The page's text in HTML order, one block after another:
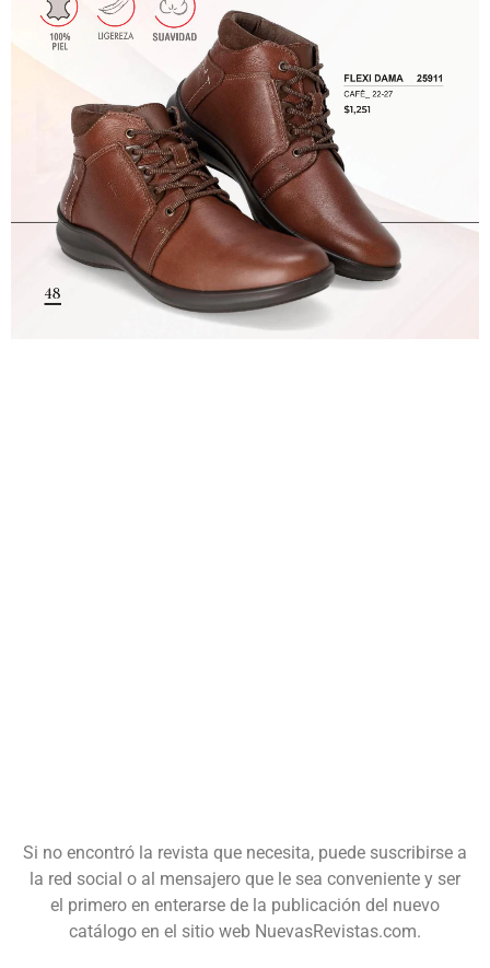
Si no encontró la revista que necesita, puede suscribirse a
la red social o al mensajero que le sea conveniente y ser
el primero en enterarse de la publicación del nuevo
catálogo en el sitio web NuevasRevistas.com.